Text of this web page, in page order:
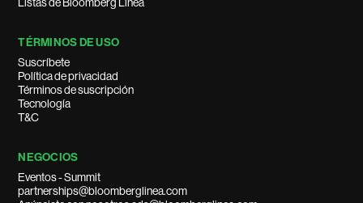
TÉRMINOS DE USO
Suscríbete
Política de privacidad
Términos de suscripción
Tecnología
T&C
NEGOCIOS
Eventos - Summit
partnerships@bloomberglinea.com